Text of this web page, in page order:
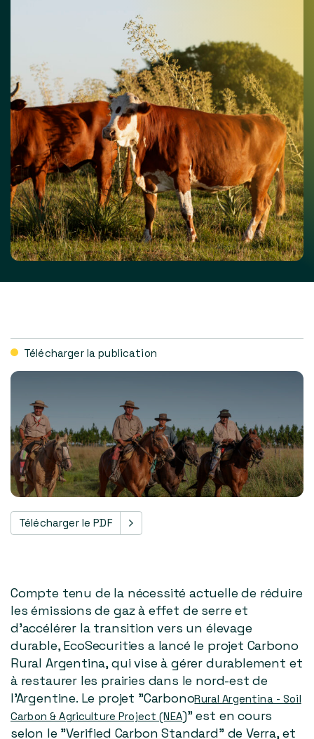
Compte tenu de la nécessité actuelle de réduire
les émissions de gaz à effet de serre et
d'accélérer la transition vers un élevage
durable, EcoSecurities a lancé le projet Carbono
Rural Argentina, qui vise à gérer durablement et
à restaurer les prairies dans le nord-est de
l'Argentine. Le projet "CarbonoRural Argentina - Soil
Carbon & Agriculture Project (NEA)" est en cours
selon le "Verified Carbon Standard" de Verra, et
Télécharger la publication
Télécharger le PDF